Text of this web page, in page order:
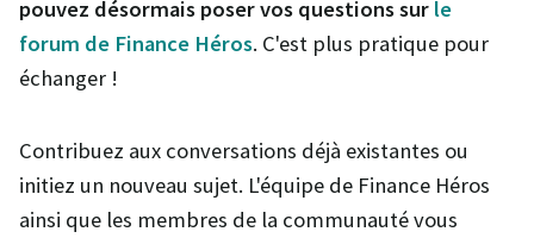
pouvez désormais poser vos questions sur le
forum de Finance Héros. C'est plus pratique pour
échanger !
Contribuez aux conversations déjà existantes ou
initiez un nouveau sujet. L'équipe de Finance Héros
ainsi que les membres de la communauté vous